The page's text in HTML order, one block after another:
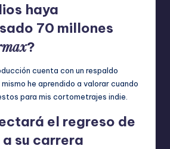
haya
70 millones
?
cuenta con un respaldo
he aprendido a valorar cuando
para mis cortometrajes indie.
el regreso de
su carrera